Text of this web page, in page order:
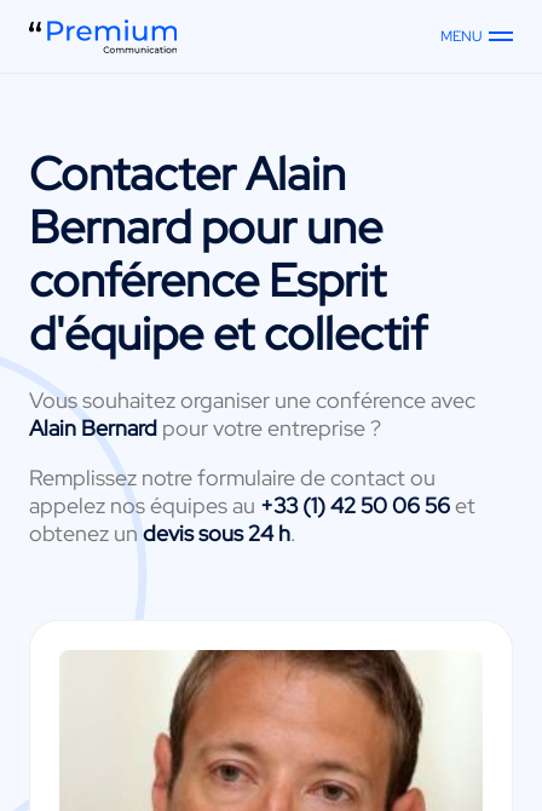
MENU
ContacterAlain
Bernardpour une
conférence Esprit
d'équipe et collectif
Vous souhaitez organiser une conférence avec
Alain Bernard pour votre entreprise ?
Remplissez notre formulaire de contact ou
appelez nos équipes au +33 (1) 42 50 06 56et
obtenez un devis sous 24 h.